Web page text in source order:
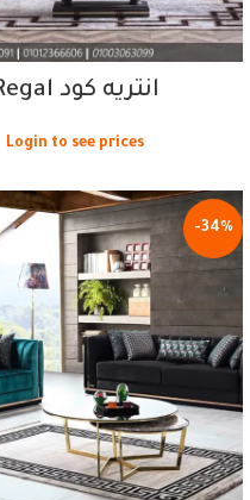
انتريه كود Regal
Login to see prices
-34%